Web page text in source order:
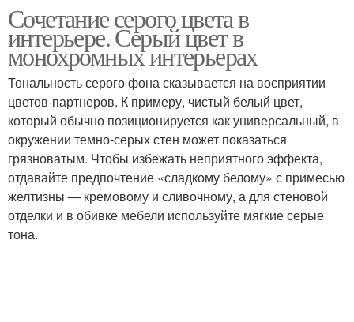
Сочетание серого цвета в
интерьере. Серый цвет в
монохромных интерьерах
Тональность серого фона сказывается на восприятии
цветов-партнеров. К примеру, чистый белый цвет,
который обычно позиционируется как универсальный, в
окружении темно-серых стен может показаться
грязноватым. Чтобы избежать неприятного эффекта,
отдавайте предпочтение «сладкому белому» с примесью
желтизны ― кремовому и сливочному, а для стеновой
отделки и в обивке мебели используйте мягкие серые
тона.